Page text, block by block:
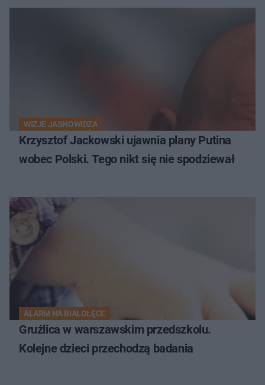
WIZJE JASNOWIDZA
Krzysztof Jackowski ujawnia plany Putina
wobec Polski. Tego nikt się nie spodziewał
ALARM NA BIAŁOŁĘCE
Gruźlica w warszawskim przedszkolu.
Kolejne dzieci przechodzą badania